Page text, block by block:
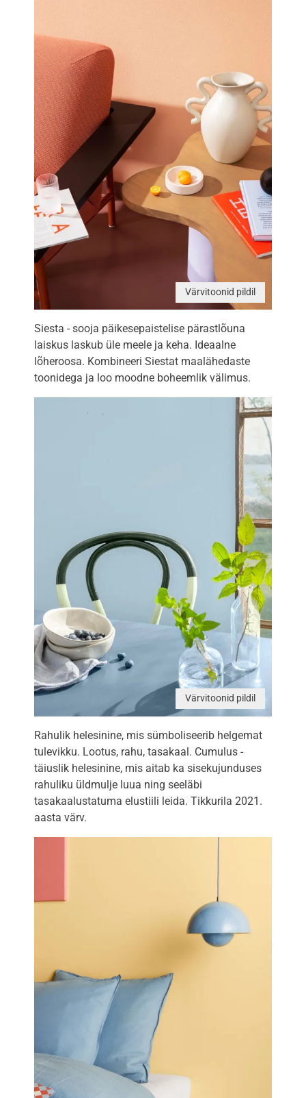
Värvitoonid pildil
Siesta - sooja päikesepaistelise pärastlõuna
laiskus laskub üle meele ja keha. Ideaalne
lõheroosa. Kombineeri Siestat maalähedaste
toonidega ja loo moodne boheemlik välimus.
Värvitoonid pildil
Rahulik helesinine, mis sümboliseerib helgemat
tulevikku. Lootus, rahu, tasakaal. Cumulus -
täiuslik helesinine, mis aitab ka sisekujunduses
rahuliku üldmulje luua ning seeläbi
tasakaalustatuma elustiili leida. Tikkurila 2021.
aasta värv.